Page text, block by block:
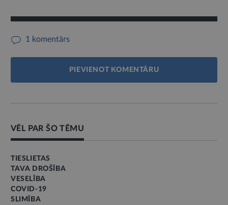
1 komentārs
PIEVIENOT KOMENTĀRU
VĒL PAR ŠO TĒMU
TIESLIETAS
TAVA DROŠĪBA
VESELĪBA
COVID-19
SLIMĪBA